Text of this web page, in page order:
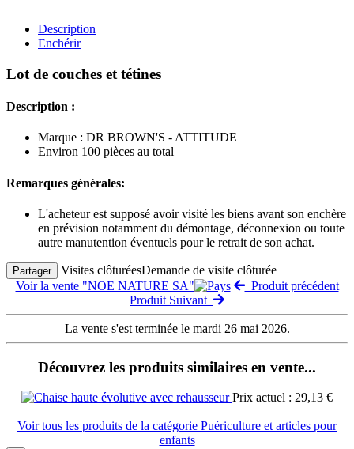
Description
Enchérir
Lot de couches et tétines
Description :
Marque : DR BROWN'S - ATTITUDE
Environ 100 pièces au total
Remarques générales:
L'acheteur est supposé avoir visité les biens avant son enchère
en prévision notamment du démontage, déconnexion ou toute
autre manutention éventuels pour le retrait de son achat.
Partager Visites clôturéesDemande de visite clôturée
Voir la vente "NOE NATURE SA"
Produit précédent
Produit Suivant
La vente s'est terminée le mardi 26 mai 2026.
Découvrez les produits similaires en vente...
Prix actuel : 29,13 €
Voir tous les produits de la catégorie Puériculture et articles pour
enfants